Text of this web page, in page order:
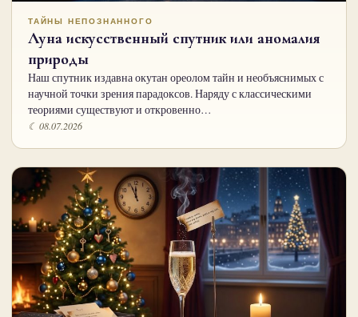
ТАЙНЫ НЕПОЗНАННОГО
Луна искусственный спутник или аномалия
природы
Наш спутник издавна окутан ореолом тайн и необъяснимых с
научной точки зрения парадоксов. Наряду с классическими
теориями существуют и откровенно…
☾ 08.07.2026